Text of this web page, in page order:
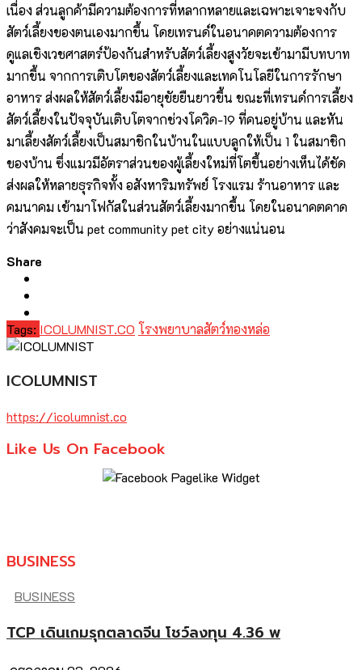
เนื่อง ส่วนลูกค้ามีความต้องการที่หลากหลายและเฉพาะเจาะจงกับ
สัตว์เลี้ยงของตนเองมากขึ้น โดยเทรนด์ในอนาคตความต้องการ
ดูแลเชิงเวชศาสตร์ป้องกันสำหรับสัตว์เลี้ยงสูงวัยจะเข้ามามีบทบาท
มากขึ้น จากการเติบโตของสัตว์เลี้ยงและเทคโนโลยีในการรักษา
อาหาร ส่งผลให้สัตว์เลี้ยงมีอายุขัยยืนยาวขึ้น ขณะที่เทรนด์การเลี้ยง
สัตว์เลี้ยงในปัจจุบันเติบโตจากช่วงโควิด-19 ที่คนอยู่บ้าน และหัน
มาเลี้ยงสัตว์เลี้ยงเป็นสมาชิกในบ้านในแบบลูกให้เป็น 1 ในสมาชิก
ของบ้าน ซึ่งแมวมีอัตราส่วนของผู้เลี้ยงใหม่ที่โตขึ้นอย่างเห็นได้ชัด
ส่งผลให้หลายธุรกิจทั้ง อสังหาริมทรัพย์ โรงแรม ร้านอาหาร และ
คมนาคม เข้ามาโฟกัสในส่วนสัตว์เลี้ยงมากขึ้น โดยในอนาคตคาด
ว่าสังคมจะเป็น pet community pet city อย่างแน่นอน
Share
Tags: ICOLUMNIST.CO โรงพยาบาลสัตว์ทองหล่อ
ICOLUMNIST
https://icolumnist.co
Like Us On Facebook
BUSINESS
BUSINESS
TCP เดินเกมรุกตลาดจีน โชว์ลงทุน 4.36 พ